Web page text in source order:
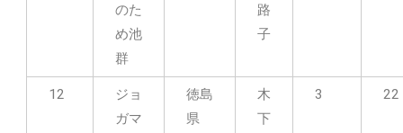
のた
め池
群
路
子
12
ジョ
ガマ
徳島
県
木
下
3 22